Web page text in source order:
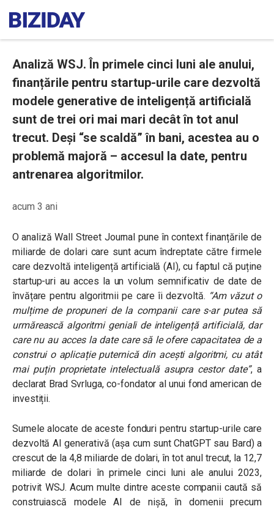
Analiză WSJ. În primele cinci luni ale anului,
finanțările pentru startup-urile care dezvoltă
modele generative de inteligență artificială
sunt de trei ori mai mari decât în tot anul
trecut. Deși “se scaldă” în bani, acestea au o
problemă majoră – accesul la date, pentru
antrenarea algoritmilor.
acum 3 ani
O analiză Wall Street Journal pune în context finanțările de
miliarde de dolari care sunt acum îndreptate către firmele
care dezvoltă inteligență artificială (AI), cu faptul că puține
startup-uri au acces la un volum semnificativ de date de
învățare pentru algoritmii pe care îi dezvoltă. “Am văzut o
mulțime de propuneri de la companii care s-ar putea să
urmărească algoritmi geniali de inteligență artificială, dar
care nu au acces la date care să le ofere capacitatea de a
construi o aplicație puternică din acești algoritmi, cu atât
mai puțin proprietate intelectuală asupra cestor date”, a
declarat Brad Svrluga, co-fondator al unui fond american de
investiții.
Sumele alocate de aceste fonduri pentru startup-urile care
dezvoltă AI generativă (așa cum sunt ChatGPT sau Bard) a
crescut de la 4,8 miliarde de dolari, în tot anul trecut, la 12,7
miliarde de dolari în primele cinci luni ale anului 2023,
potrivit WSJ. Acum multe dintre aceste companii caută să
construiască modele AI de nișă, în domenii precum